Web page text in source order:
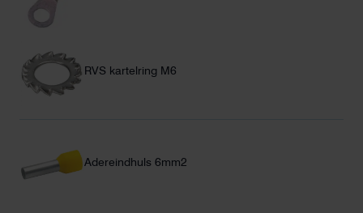
RVS kartelring M6
Adereindhuls 6mm2